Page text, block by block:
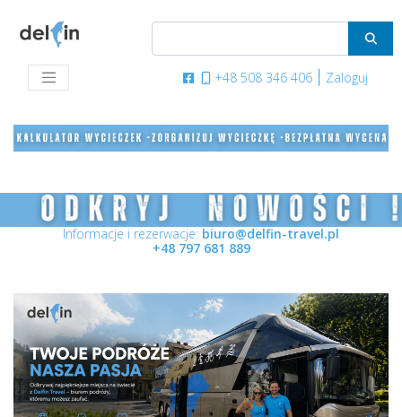
+48 508 346 406 Zaloguj
Informacje i rezerwacje: biuro@delfin-travel.pl
+48 797 681 889
slupsk.jpeg